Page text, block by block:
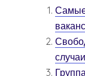
случаи